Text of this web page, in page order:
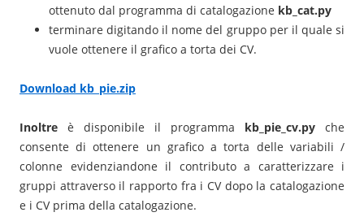
ottenuto dal programma di catalogazione kb_cat.py
terminare digitando il nome del gruppo per il quale si
vuole ottenere il grafico a torta dei CV.
Download kb_pie.zip
Inoltre è disponibile il programma kb_pie_cv.py che
consente di ottenere un grafico a torta delle variabili /
colonne evidenziandone il contributo a caratterizzare i
gruppi attraverso il rapporto fra i CV dopo la catalogazione
e i CV prima della catalogazione.